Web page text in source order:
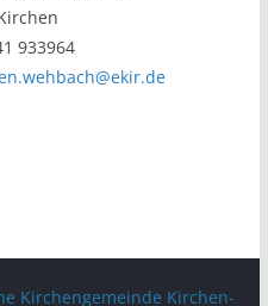
933964
Kirchengemeinde Kirchen-